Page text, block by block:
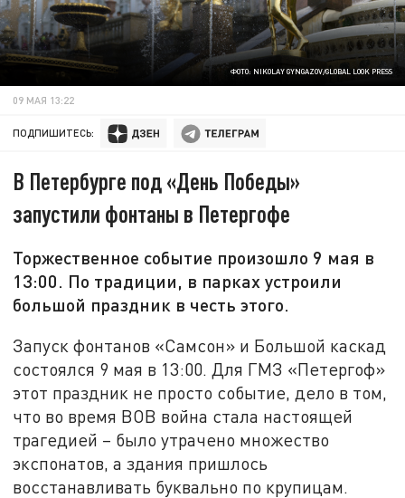
ФОТО: NIKOLAY GYNGAZOV/GLOBAL LOOK PRESS
09 МАЯ 13:22
ПОДПИШИТЕСЬ:
В Петербурге под «День Победы»
запустили фонтаны в Петергофе
Торжественное событие произошло 9 мая в
13:00. По традиции, в парках устроили
большой праздник в честь этого.
Запуск фонтанов «Самсон» и Большой каскад
состоялся 9 мая в 13:00. Для ГМЗ «Петергоф»
этот праздник не просто событие, дело в том,
что во время ВОВ война стала настоящей
трагедией – было утрачено множество
экспонатов, а здания пришлось
восстанавливать буквально по крупицам.